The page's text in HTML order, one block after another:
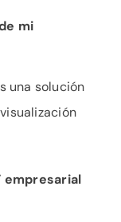
mi
una solución
empresarial